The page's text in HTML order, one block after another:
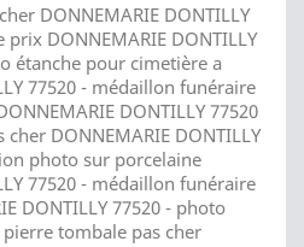
DONNEMARIE DONTILLY
DONNEMARIE DONTILLY
étanche pour cimetière a
77520 - médaillon funéraire
DONTILLY 77520
DONNEMARIE DONTILLY
photo sur porcelaine
77520 - médaillon funéraire
DONTILLY 77520 - photo
tombale pas cher